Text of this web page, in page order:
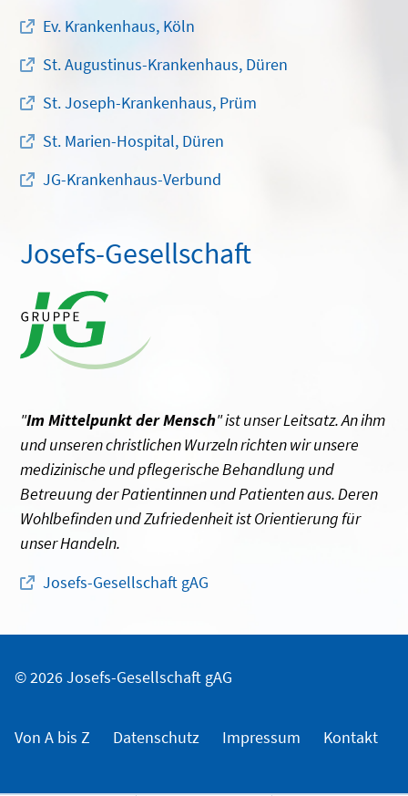
Ev. Krankenhaus, Köln
St. Augustinus-Krankenhaus, Düren
St. Joseph-Krankenhaus, Prüm
St. Marien-Hospital, Düren
JG-Krankenhaus-Verbund
Josefs-Gesellschaft
"Im Mittelpunkt der Mensch" ist unser Leitsatz. An ihm
und unseren christlichen Wurzeln richten wir unsere
medizinische und pflegerische Behandlung und
Betreuung der Patientinnen und Patienten aus. Deren
Wohlbefinden und Zufriedenheit ist Orientierung für
unser Handeln.
Josefs-Gesellschaft gAG
Von A bis Z Datenschutz Impressum Kontakt
© 2026 Josefs-Gesellschaft gAG